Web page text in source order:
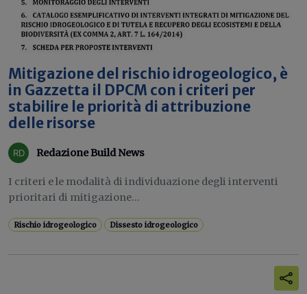
Mitigazione del rischio idrogeologico, è
in Gazzetta il DPCM con i criteri per
stabilire le priorità di attribuzione
delle risorse
Redazione Build News
I criteri e le modalità di individuazione degli interventi
prioritari di mitigazione...
Rischio idrogeologico Dissesto idrogeologico